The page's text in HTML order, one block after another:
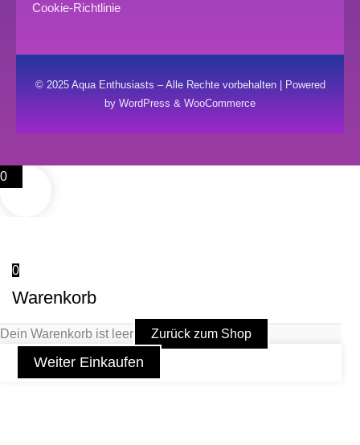
Cookie-Richtlinie
© 2025 Aqua Enthusiasts – Alle Rechte vorbehalten | Powered
by WordPress & WooCommerce
0
0
Warenkorb
Dein Warenkorb ist leer Zurück zum Shop
Weiter Einkaufen